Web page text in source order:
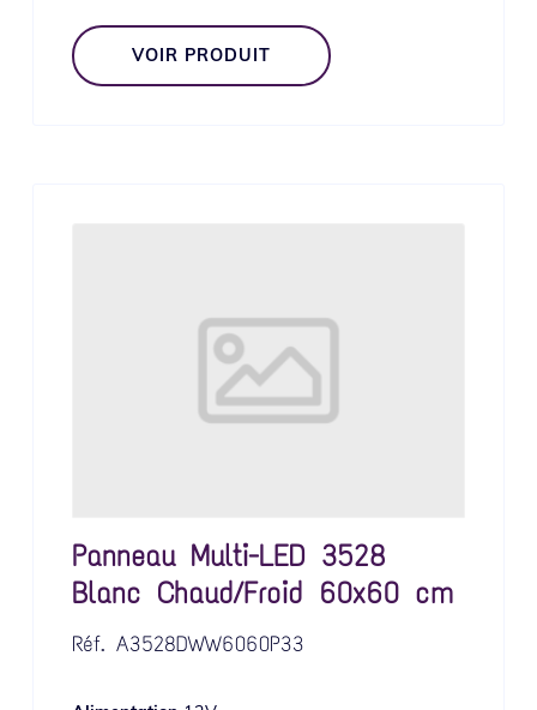
VOIR PRODUIT
Panneau Multi-LED 3528
Blanc Chaud/Froid 60x60 cm
Réf. A3528DWW6060P33